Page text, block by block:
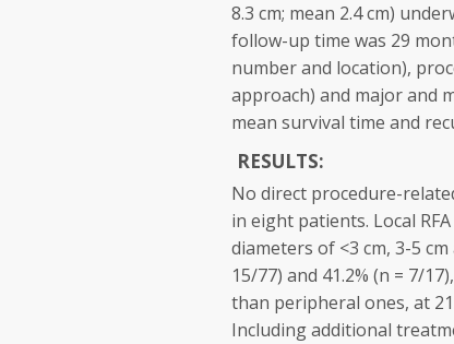
8.3 cm; mean 2.4 cm)
follow-up time was 29
number and location),
approach) and major and
mean survival time and
RESULTS:
No direct procedure-
in eight patients. Local
diameters of <3 cm, 3-5 cm
15/77) and 41.2% (n = 7/
than peripheral ones, at
Including additional